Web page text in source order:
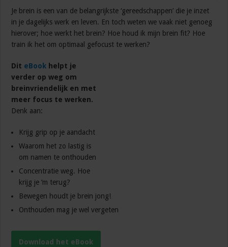
Je brein is een van de belangrijkste ‘gereedschappen’ die je inzet
in je dagelijks werk en leven. En toch weten we vaak niet genoeg
hierover; hoe werkt het brein? Hoe houd ik mijn brein fit? Hoe
train ik het om optimaal gefocust te werken?
Dit eBook helpt je
verder op weg om
breinvriendelijk en met
meer focus te werken.
Denk aan:
Krijg grip op je aandacht
Waarom het zo lastig is
om namen te onthouden
Concentratie weg. Hoe
krijg je ‘m terug?
Bewegen houdt je brein jong!
Onthouden mag je wel vergeten
Download het eBook